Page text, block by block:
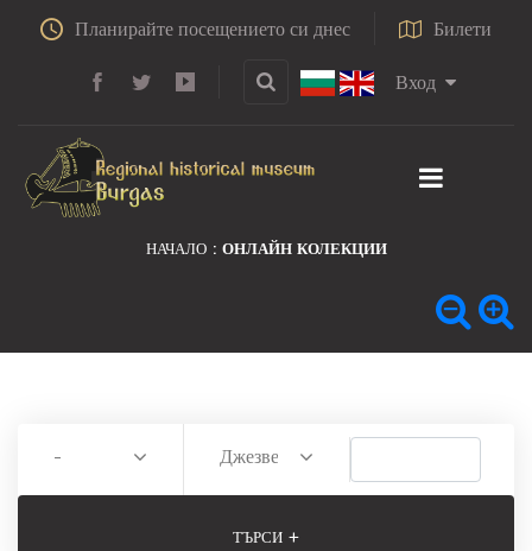
Планирайте посещението си днес Билети
Вход
НАЧАЛО ОНЛАЙН КОЛЕКЦИИ
- Джезве
ТЪРСИ +